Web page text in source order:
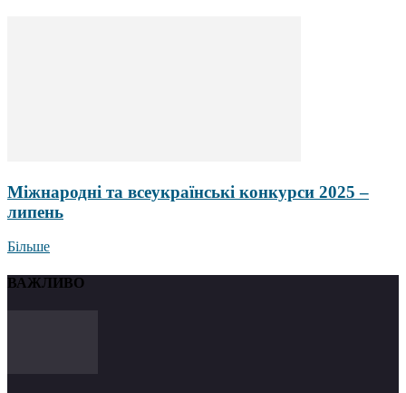
Міжнародні та всеукраїнські конкурси 2025 –
липень
Більше
ВАЖЛИВО